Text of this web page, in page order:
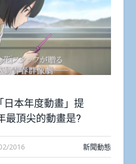
日本年度動畫」提
最頂尖的動畫是?
2016 新聞動態